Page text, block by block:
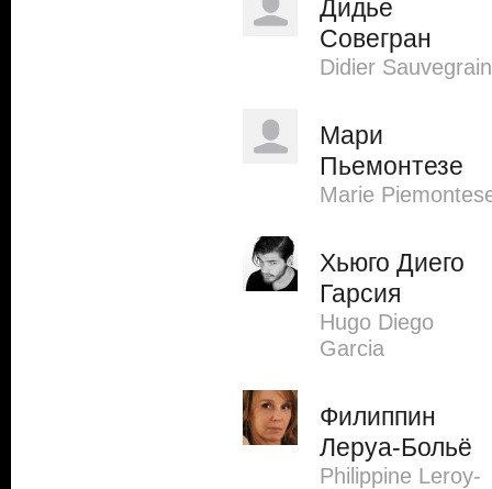
Дидье
Совегран
Didier Sauvegrain
Мари
Пьемонтезе
Marie
Хьюго Диего
Гарсия
Hugo Diego
Garcia
Филиппин
Леруа-Больё
Philippine Leroy-